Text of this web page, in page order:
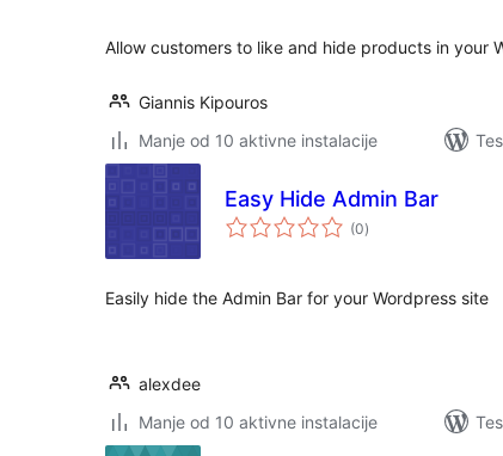
Allow customers to like and hide products in your
Giannis Kipouros
Manje od 10 aktivne instalacije
Easy Hide Admin Bar
(0ukupno
ocjena
)
Easily hide the Admin Bar for your Wordpress site
alexdee
Manje od 10 aktivne instalacije